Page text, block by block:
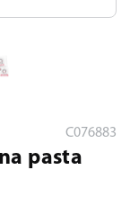
C076883
pasta